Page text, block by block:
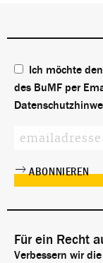
Ich möchte
des BuMF per
Für ein Recht
Verbessern wir